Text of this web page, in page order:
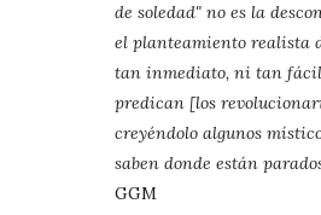
de soledad" no es la
el planteamiento realista
tan inmediato, ni tan
predican [los
creyéndolo algunos
saben donde están
GGM